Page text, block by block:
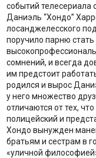
событий телесериала
Даниэль “Хондо”
лосанджелесского
поручило парню стать
сомнений, и всегда
им предстоит
родился и вырос
у него множество
отличаются от тех,
полицейский и
Хондо вынужден
братьям и сестрам в
«уличной